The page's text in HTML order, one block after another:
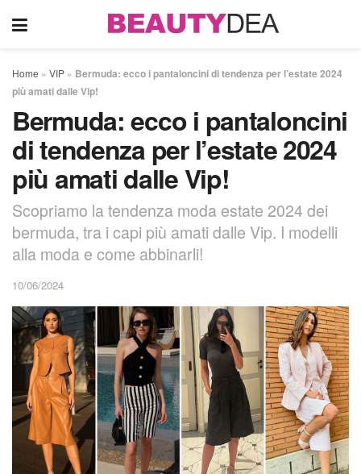
Home » VIP » Bermuda: ecco i pantaloncini di tendenza per l’estate 2024
più amati dalle Vip!
Bermuda: ecco i pantaloncini
di tendenza per l’estate 2024
più amati dalle Vip!
Scopriamo la tendenza moda estate 2024 dei
bermuda, tra i capi più amati dalle Vip. I modelli
alla moda e come abbinarli!
10/06/2024